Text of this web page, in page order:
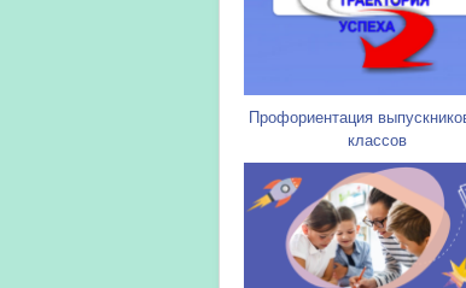
Профориентация
классов